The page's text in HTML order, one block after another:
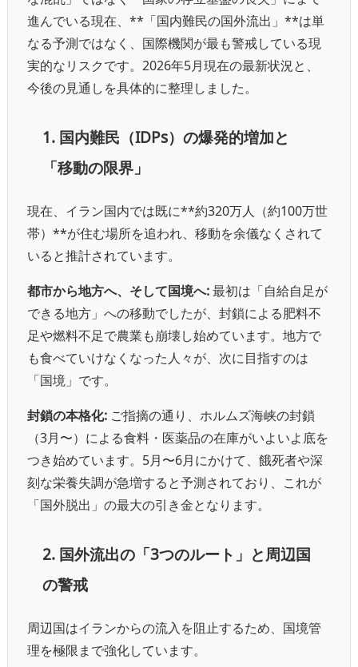
進んでいる現在、**「国内難民の国外流出」**は単
なる予測ではなく、国際機関が最も警戒している現
実的なリスクです。2026年5月現在の最新状況と、
今後の見通しを具体的に整理しました。
1. 国内難民（IDPs）の爆発的増加と
「移動の限界」
現在、イラン国内では既に**約320万人（約100万世
帯）**が住む場所を追われ、移動を余儀なくされて
いると推計されています。
都市から地方へ、そして国境へ:最初は「自給自足が
できる地方」への移動でしたが、封鎖による肥料不
足や燃料不足で農業も崩壊し始めています。地方で
も食べていけなくなった人々が、次に目指すのは
「国境」です。
封鎖の本格化: ご指摘の通り、ホルムズ海峡の封鎖
（3月〜）による食料・医薬品の在庫がいよいよ底を
つき始めています。5月〜6月にかけて、餓死者や深
刻な栄養失調が急増すると予測されており、これが
「国外脱出」の最大の引き金となります。
2. 国外流出の「3つのルート」と周辺国
の警戒
周辺国はイランからの流入を阻止するため、国境管
理を極限まで強化しています。